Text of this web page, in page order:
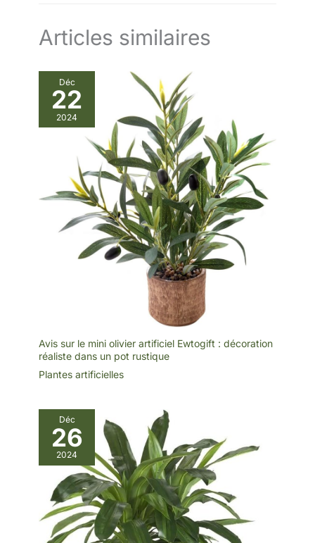
Articles similaires
Déc
22
2024
Avis sur le mini olivier artificiel Ewtogift : décoration
réaliste dans un pot rustique
Plantes artificielles
Déc
26
2024